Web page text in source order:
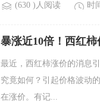
(630 )人阅读 时
暴涨近10倍！西红柿
最近，西红柿涨价的消息
究竟如何？引起价格波动
在涨价。有记...